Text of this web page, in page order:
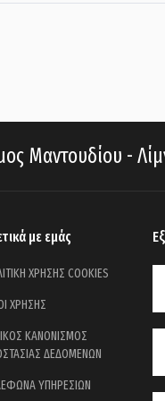
Μαντουδίου -
με εμάς
ΧΡΗΣΗΣ COOKIES
ΧΡΗΣΗΣ
ΚΑΝΟΝΙΣΜΟΣ
ΔΕΔΟΜΕΝΩΝ
ΥΠΗΡΕΣΙΩΝ